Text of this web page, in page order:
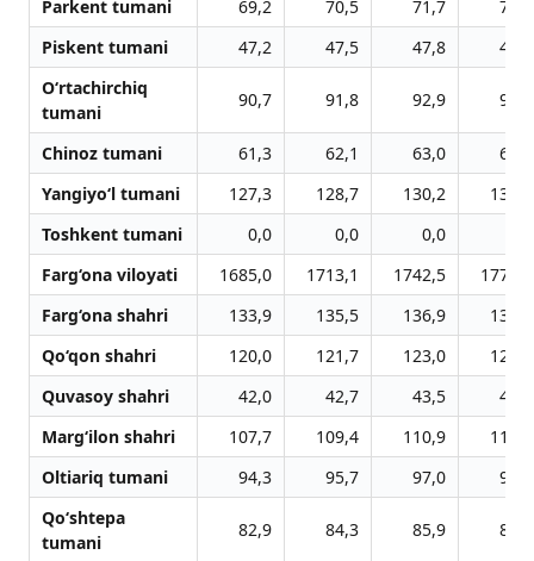
Parkent tumani 69,2 70,5 71,7
72,8
Piskent tumani
47,2 47,5 47,8
48,1
O‘rtachirchiq
tumani
90,7 91,8 92,9 94,1
Chinoz tumani 61,3 62,1 63,0
63,8
Yangiyo‘l tumani
127,3 128,7 130,2
131,6
Toshkent tumani
0,0 0,0 0,0
Farg‘ona viloyati
1685,0 1713,1 1742,5
1771,2
Farg‘ona shahri
133,9 135,5 136,9
138,6
Qo‘qon shahri
120,0 121,7 123,0
124,4
Quvasoy shahri
42,0 42,7 43,5
44,2
Marg‘ilon shahri
107,7 109,4 110,9
112,3
Oltiariq tumani
94,3 95,7 97,0
98,2
Qo‘shtepa
tumani
82,9 84,3 85,9 87,4